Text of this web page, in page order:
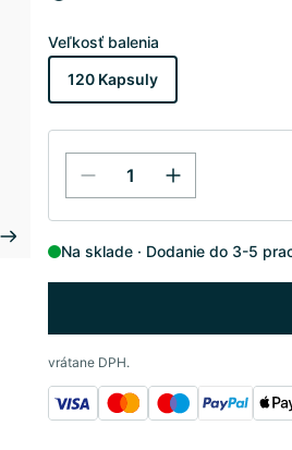
Veľkosť balenia
120 Kapsuly
Na sklade Dodanie do 3-5
vrátane DPH.